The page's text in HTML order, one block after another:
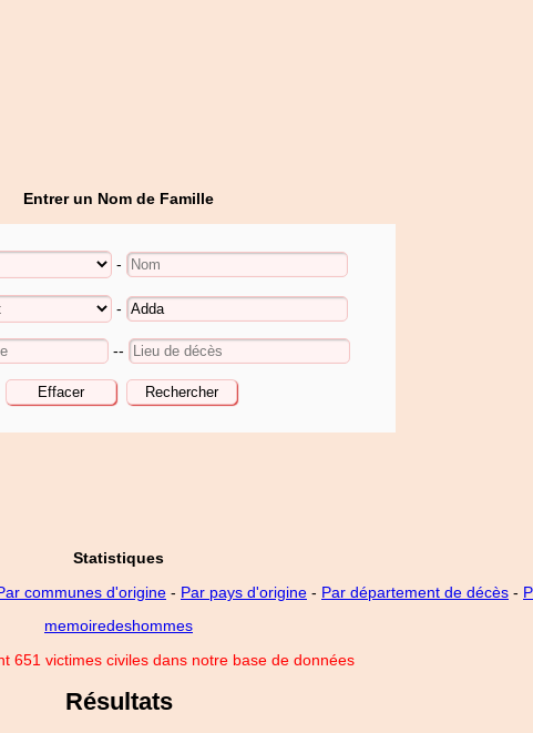
Entrer un Nom de Famille
-
-
--
Statistiques
communes d'origine - Par pays d'origine - Par département de décès -
memoiredeshommes
651 victimes civiles dans notre base de données
Résultats